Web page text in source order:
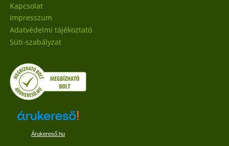
Kapcsolat
Impresszum
Adatvédelmi tájékoztató
Süti-szabályzat
Árukereső.hu